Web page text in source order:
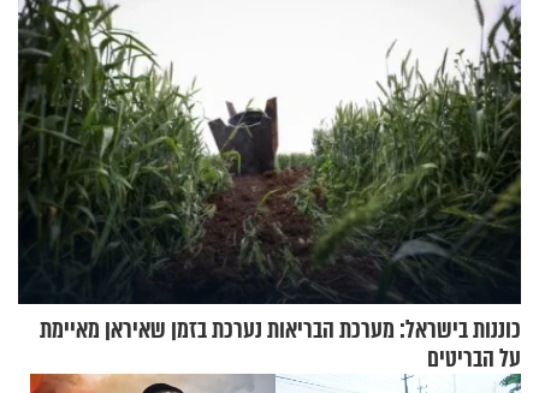
כוננות בישראל: מערכת הבריאות נערכת בזמן שאיראן מאיימת
על הבריטים